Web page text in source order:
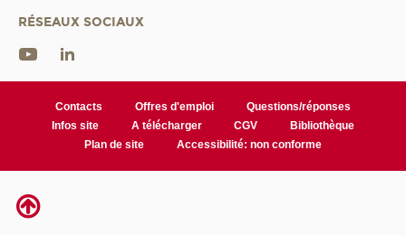
RÉSEAUX SOCIAUX
Contacts Offres d'emploi
Questions/réponses
Infos site
A télécharger CGV
Bibliothèque
Plan de site
Accessibilité: non conforme